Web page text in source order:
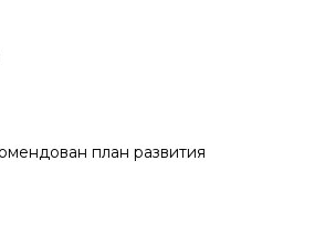
план развития